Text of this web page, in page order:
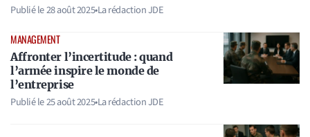
Publié le28 août 2025•La rédaction JDE
MANAGEMENT
Affronter l’incertitude : quand
l’armée inspire le monde de
l’entreprise
Publié le25 août 2025•La rédaction JDE